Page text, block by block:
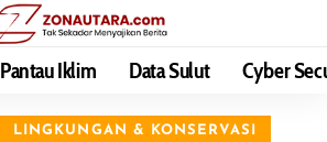
Pantau Iklim Data Sulut Cyber
LINGKUNGAN & KONSERVASI